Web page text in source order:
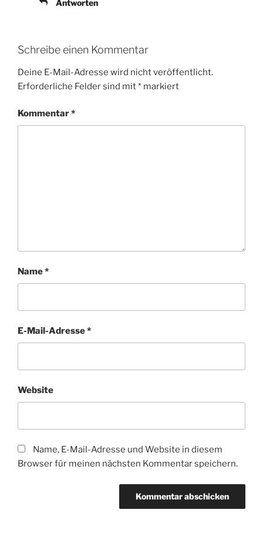
Antworten
Schreibe einen Kommentar
Deine E-Mail-Adresse wird nicht veröffentlicht.
Erforderliche Felder sind mit* markiert
Kommentar*
Name*
E-Mail-Adresse*
Website
Name, E-Mail-Adresse und Website in diesem
Browser für meinen nächsten Kommentar speichern.